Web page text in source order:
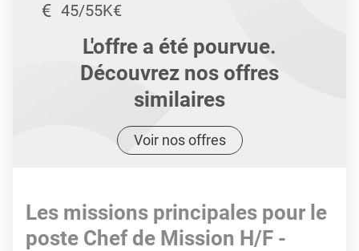
45/55K€
L'offre a été pourvue.
Découvrez nos offres
similaires
Voir nos offres
Les missions principales pour le
poste Chef de Mission H/F -